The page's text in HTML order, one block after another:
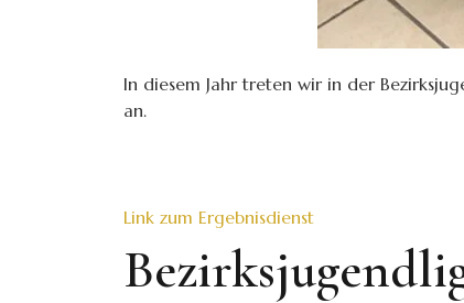
In diesem Jahr treten wir in der
an.
Link zum Ergebnisdienst